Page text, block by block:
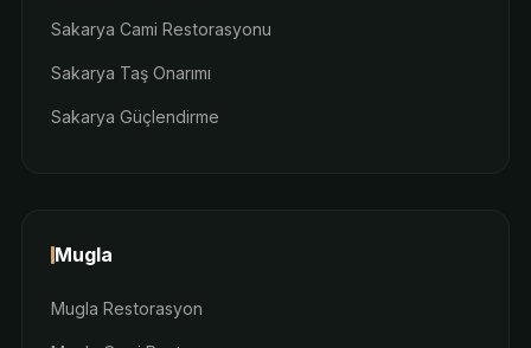
Sakarya Cami Restorasyonu
Sakarya Taş Onarımı
Sakarya Güçlendirme
Mugla
Mugla Restorasyon